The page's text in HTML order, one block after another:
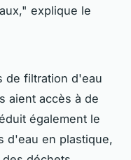
explique le
de filtration d'eau
aient accès à de
également le
d'eau en plastique,